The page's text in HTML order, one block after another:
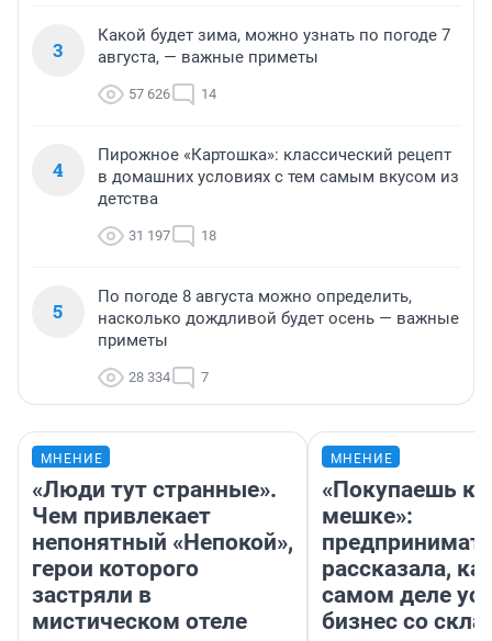
3
Какой будет зима, можно узнать по погоде 7
августа, — важные приметы
57 626 14
4
Пирожное «Картошка»: классический рецепт
в домашних условиях с тем самым вкусом из
детства
31 197 18
5
По погоде 8 августа можно определить,
насколько дождливой будет осень — важные
приметы
28 334 7
МНЕНИЕ
«Люди тут странные».
Чем привлекает
непонятный «Непокой»,
герои которого
застряли в
мистическом отеле
МНЕНИЕ
«Покупаешь
мешке»:
рассказала,
самом деле
бизнес со